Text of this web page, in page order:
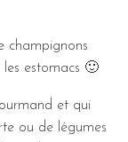
champignons
estomacs 🙂
et qui
ou de légumes